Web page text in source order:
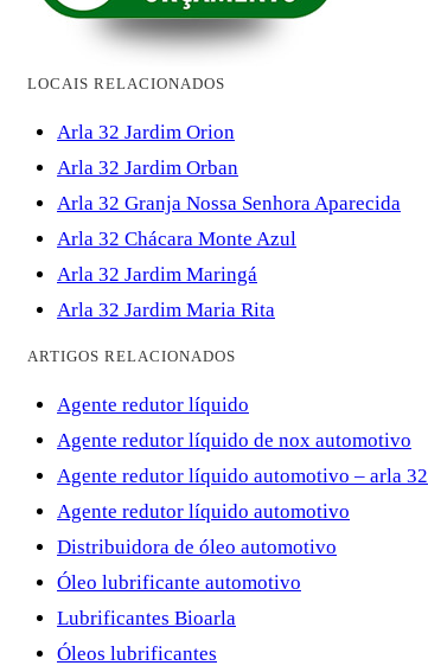
LOCAIS RELACIONADOS
Arla 32 Jardim Orion
Arla 32 Jardim Orban
Arla 32 Granja Nossa Senhora Aparecida
Arla 32 Chácara Monte Azul
Arla 32 Jardim Maringá
Arla 32 Jardim Maria Rita
ARTIGOS RELACIONADOS
Agente redutor líquido
Agente redutor líquido de nox automotivo
Agente redutor líquido automotivo – arla 32
Agente redutor líquido automotivo
Distribuidora de óleo automotivo
Óleo lubrificante automotivo
Lubrificantes Bioarla
Óleos lubrificantes